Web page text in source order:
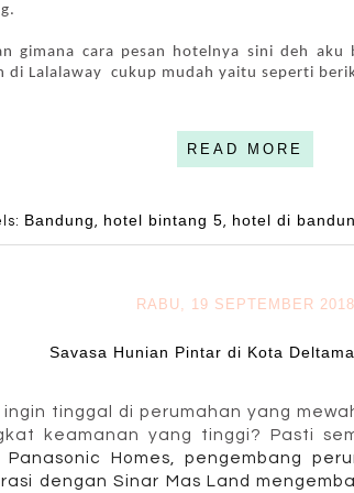
gimana cara pesan hotelnya sini deh
di Lalalaway  cukup mudah yaitu seperti
READ MORE
Bandung, hotel bintang 5, hotel di
RABU, 19 SEPTEMBER 2018
Savasa Hunian Pintar di Kota
tinggal di perumahan yang
keamanan yang tinggi? Pasti
Panasonic Homes, pengembang
dengan Sinar Mas Land